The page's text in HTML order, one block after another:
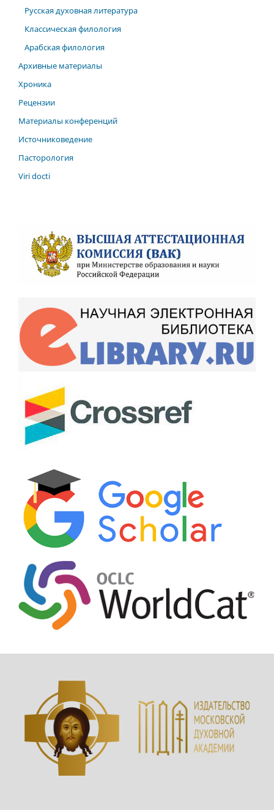
Русская духовная литература
Классическая филология
Арабская филология
Архивные материалы
Хроника
Рецензии
Материалы конференций
Источниковедение
Пасторология
Viri docti